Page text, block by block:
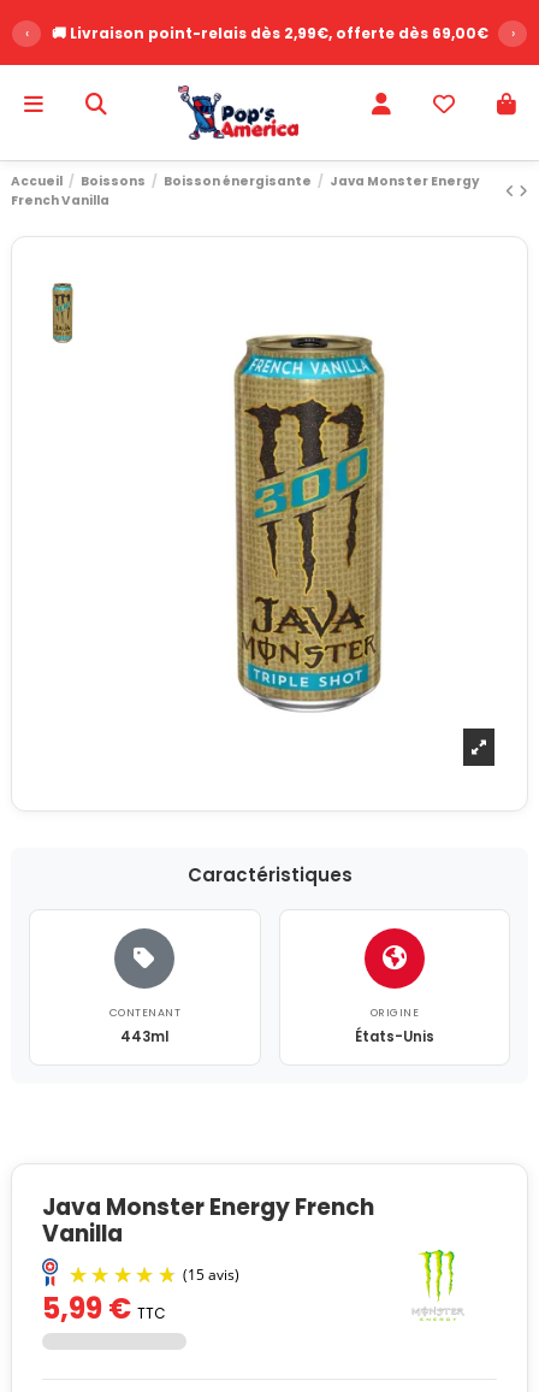
‹ 🚚 Livraison point-relais dès 2,99€, offerte dès 69,00€ ›
Accueil Boissons Boisson énergisante
Java Monster Energy
French Vanilla
Caractéristiques
CONTENANT
443ml
ORIGINE
États-Unis
Java Monster Energy French
Vanilla
5,99 € TTC